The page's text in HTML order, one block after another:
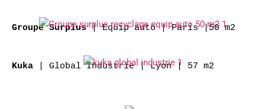
Groupe Surplus| Equip auto | Paris|50m2
Kuka | Global Industrie | Lyon | 57 m2